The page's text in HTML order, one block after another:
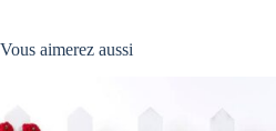
Vous aimerez aussi